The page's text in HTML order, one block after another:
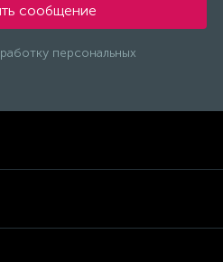
сообщение
персональных